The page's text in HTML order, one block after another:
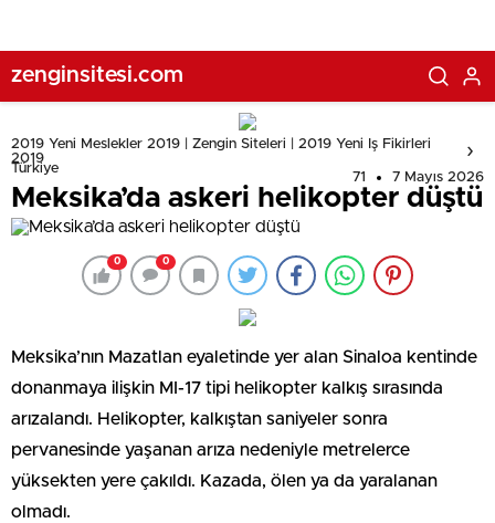
zenginsitesi.com
2019 Yeni Meslekler 2019 | Zengin Siteleri | 2019 Yeni Iş Fikirleri
2019
Türkiye
71 7 Mayıs 2026
Meksika’da askeri helikopter düştü
0 0
Meksika’nın Mazatlan eyaletinde yer alan Sinaloa kentinde
donanmaya ilişkin MI-17 tipi helikopter kalkış sırasında
arızalandı. Helikopter, kalkıştan saniyeler sonra
pervanesinde yaşanan arıza nedeniyle metrelerce
yüksekten yere çakıldı. Kazada, ölen ya da yaralanan
olmadı.